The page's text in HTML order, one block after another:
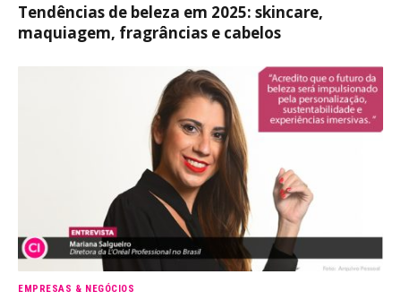
Tendências de beleza em 2025: skincare,
maquiagem, fragrâncias e cabelos
EMPRESAS & NEGÓCIOS